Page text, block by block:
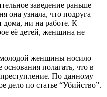
заведение раньше
она узнала, что подруга
дома, ни на работе. К
её детей, женщина не
молодой женщины носило
полагать, что в
По данному
дело по статье “Убийство”.